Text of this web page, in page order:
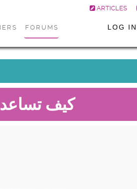
ARTICLES
FORUMS LOG IN
كيف